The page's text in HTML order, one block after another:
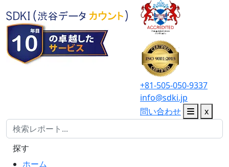
+81-505-050-9337
info@sdki.jp
問い合わせ
x
ホーム
探す